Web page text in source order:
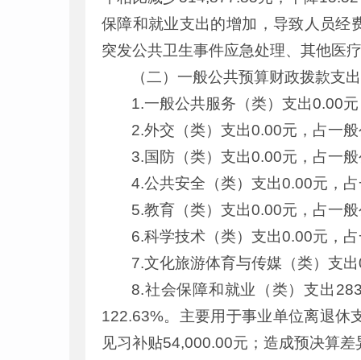
保障和就业支出的增加，导致人员经
突发公共卫生事件应急处理、其他医
（二）一般公共预算财政拨款支
1.一般公共服务（类）支出0.00
2.外交（类）支出0.00元，占一
3.国防（类）支出0.00元，占一
4.公共安全（类）支出0.00元，
5.教育（类）支出0.00元，占一
6.科学技术（类）支出0.00元，
7.文化旅游体育与传媒（类）支
8.社会保障和就业（类）支出
122.63%。主要用于事业单位离退休
见习补贴54,000.00元；造成预决算